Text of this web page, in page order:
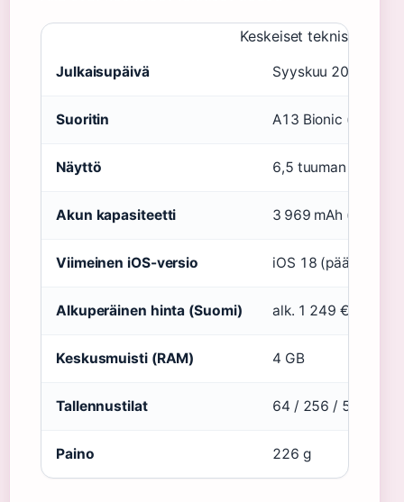
Keskeiset tekniset
Julkaisupäivä Syyskuu 2019
Suoritin A13 Bionic (
Näyttö 6,5 tuuman Super
Akun kapasiteetti 3 969 mAh (19 Wh)
Viimeinen iOS-versio iOS 18 (päättyi
Alkuperäinen hinta (Suomi) alk. 1 249 €
Keskusmuisti (RAM) 4 GB
Tallennustilat 64 / 256 / 512 GB
Paino 226 g